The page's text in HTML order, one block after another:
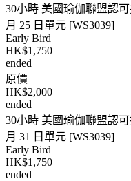
30小時 美國瑜伽聯盟認
月 25 日單元 [WS3039]
Early Bird
HK$1,750
ended
原價
HK$2,000
ended
30小時 美國瑜伽聯盟認
月 31 日單元 [WS3039]
Early Bird
HK$1,750
ended